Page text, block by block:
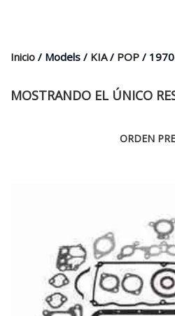
Inicio / Models / KIA/ POP /
MOSTRANDO EL ÚNICO